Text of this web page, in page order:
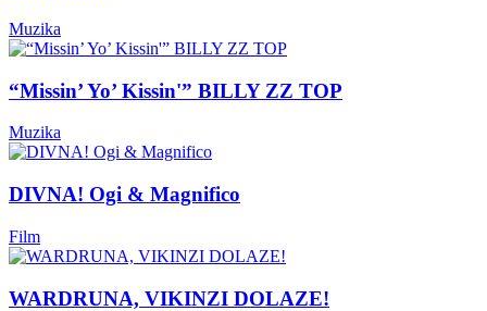
Muzika
“Missin’ Yo’ Kissin'” BILLY ZZ TOP
Muzika
DIVNA! Ogi & Magnifico
Film
WARDRUNA, VIKINZI DOLAZE!